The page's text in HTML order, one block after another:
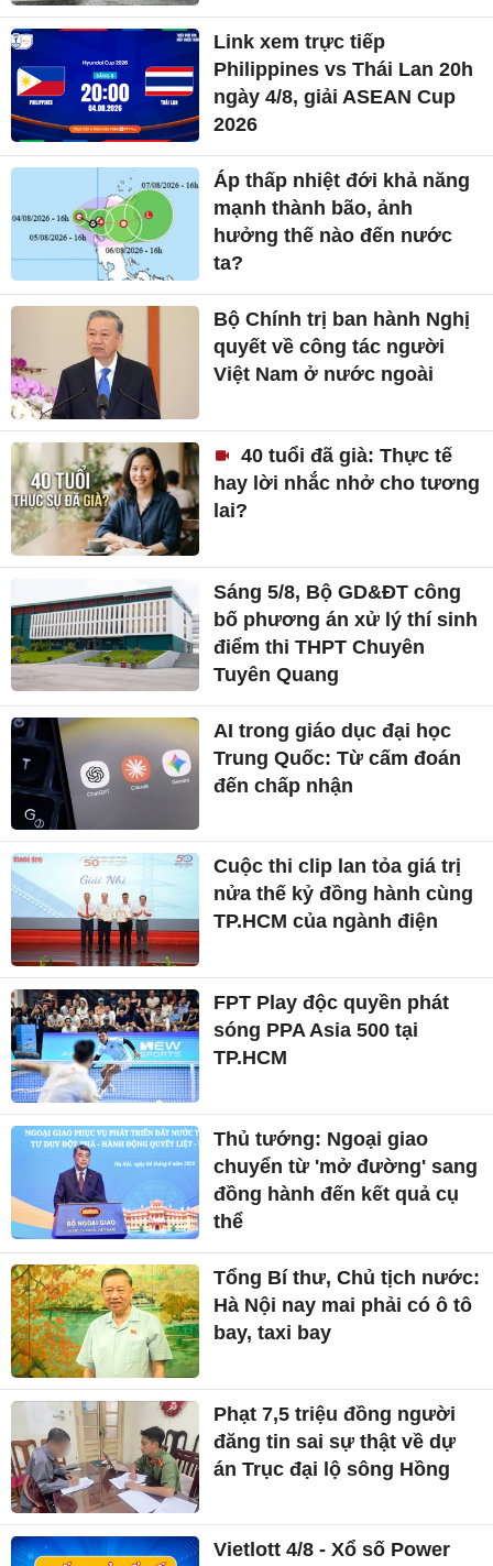
Link xem trực tiếp
Philippines vs Thái Lan 20h
ngày 4/8, giải ASEAN Cup
2026
Áp thấp nhiệt đới khả năng
mạnh thành bão, ảnh
hưởng thế nào đến nước
ta?
Bộ Chính trị ban hành Nghị
quyết về công tác người
Việt Nam ở nước ngoài
40 tuổi đã già: Thực tế
hay lời nhắc nhở cho tương
lai?
Sáng 5/8, Bộ GD&ĐT công
bố phương án xử lý thí sinh
điểm thi THPT Chuyên
Tuyên Quang
AI trong giáo dục đại học
Trung Quốc: Từ cấm đoán
đến chấp nhận
Cuộc thi clip lan tỏa giá trị
nửa thế kỷ đồng hành cùng
TP.HCM của ngành điện
FPT Play độc quyền phát
sóng PPA Asia 500 tại
TP.HCM
Thủ tướng: Ngoại giao
chuyển từ 'mở đường' sang
đồng hành đến kết quả cụ
thể
Tổng Bí thư, Chủ tịch nước:
Hà Nội nay mai phải có ô tô
bay, taxi bay
Phạt 7,5 triệu đồng người
đăng tin sai sự thật về dự
án Trục đại lộ sông Hồng
Vietlott 4/8 - Xổ số Power